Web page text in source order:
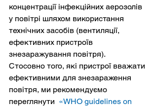
концентрації інфекційних аерозолів
у повітрі шляхом використання
технічних засобів (вентиляції,
ефективних пристроїв
знезаражування повітря).
Стосовно того, які пристрої вважати
ефективними для знезараження
повітря, ми рекомендуємо
переглянути «WHO guidelines on